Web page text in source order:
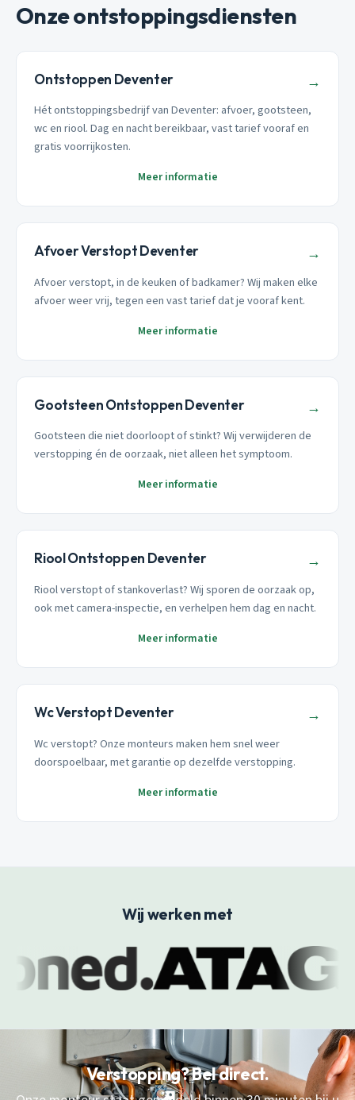
Onze ontstoppingsdiensten
Ontstoppen Deventer →
Hét ontstoppingsbedrijf van Deventer: afvoer, gootsteen,
wc en riool. Dag en nacht bereikbaar, vast tarief vooraf en
gratis voorrijkosten.
Meer informatie
Afvoer Verstopt Deventer →
Afvoer verstopt, in de keuken of badkamer? Wij maken elke
afvoer weer vrij, tegen een vast tarief dat je vooraf kent.
Meer informatie
Gootsteen Ontstoppen Deventer →
Gootsteen die niet doorloopt of stinkt? Wij verwijderen de
verstopping én de oorzaak, niet alleen het symptoom.
Meer informatie
Riool Ontstoppen Deventer →
Riool verstopt of stankoverlast? Wij sporen de oorzaak op,
ook met camera-inspectie, en verhelpen hem dag en nacht.
Meer informatie
Wc Verstopt Deventer →
Wc verstopt? Onze monteurs maken hem snel weer
doorspoelbaar, met garantie op dezelfde verstopping.
Meer informatie
Wij werken met
Verstopping? Bel direct.